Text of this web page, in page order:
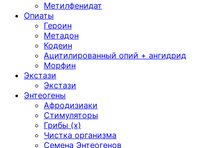
Метилфенидат
Опиаты
Героин
Метадон
Кодеин
Ацитилированный опий + ангидрид
Морфин
Экстази
Экстази
Энтеогены
Афродизиаки
Стимуляторы
Грибы (х)
Чистка организма
Семена Энтеогенов